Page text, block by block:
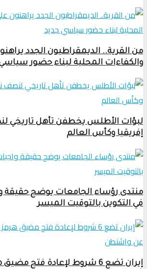
من القرية.. الديمقراطيون الجدد
والكفاءات المحلية لبناء حضور
لبؤات الأطلس يخطفن تأهل تاريخي
إفريقيا وكأس العالم
منتدى رؤساء الجامعات يوضح حقيقة
في التكوين بالتوقيت الميسر
إيران تضع 6 شروط لإعادة فتح